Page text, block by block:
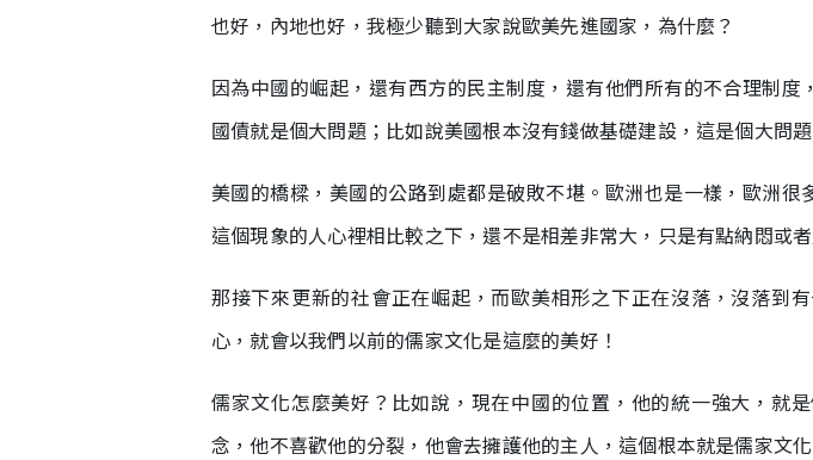
也好，內地也好，我極少聽到大家說歐美先進國家，為什麼？
因為中國的崛起，還有西方的民主制度，還有他們所有的不合理制
國債就是個大問題；比如說美國根本沒有錢做基礎建設，這是個大問題
美國的橋樑，美國的公路到處都是破敗不堪。歐洲也是一樣，歐洲
這個現象的人心裡相比較之下，還不是相差非常大，只是有點納悶或
那接下來更新的社會正在崛起，而歐美相形之下正在沒落，沒落到
心，就會以我們以前的儒家文化是這麼的美好！
儒家文化怎麼美好？比如說，現在中國的位置，他的統一強大，就
念，他不喜歡他的分裂，他會去擁護他的主人，這個根本就是儒家文